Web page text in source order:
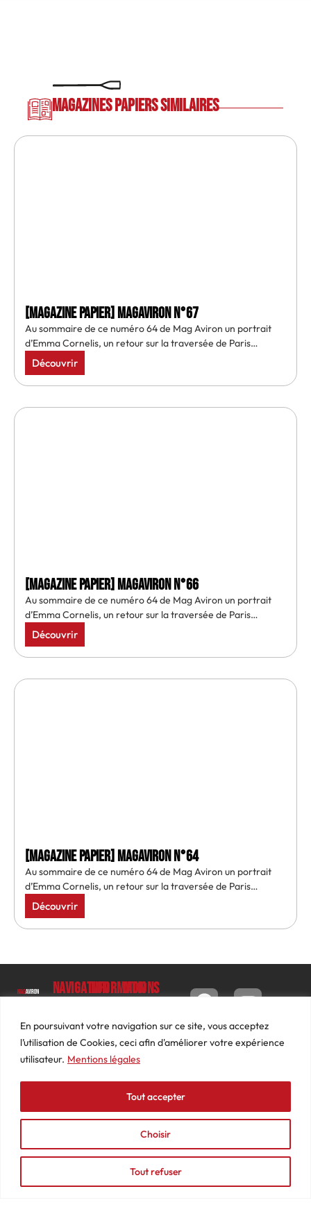
En poursuivant votre navigation sur ce site, vous acceptez
l’utilisation de Cookies, ceci afin d'améliorer votre expérience
utilisateur. Mentions légales
Choisir
Tout refuser
Tout accepter
Magazines papiers similaires
[MAGAZINE PAPIER] MAGAVIRON N°67
Au sommaire de ce numéro 64 de Mag Aviron un portrait
d’Emma Cornelis, un retour sur la traversée de Paris…
Découvrir
[MAGAZINE PAPIER] MAGAVIRON N°66
Au sommaire de ce numéro 64 de Mag Aviron un portrait
d’Emma Cornelis, un retour sur la traversée de Paris…
Découvrir
[MAGAZINE PAPIER] MAGAVIRON N°64
Au sommaire de ce numéro 64 de Mag Aviron un portrait
d’Emma Cornelis, un retour sur la traversée de Paris…
Découvrir
Luc
Barbier
69640
74
87
contact@mediasaviron.fr
Navigation
Le
Magazine
Photos
Actualités
Podcasts
Informations
Conditions
générales
de ventes
Mentions
légales
Mon
Tableau
de bord
Commandes
Adresses
Détails
du
compte